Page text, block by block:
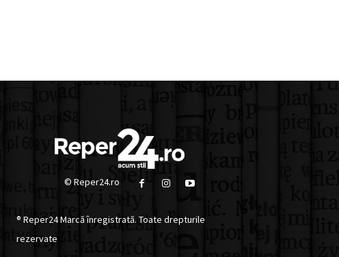
© Reper24.ro
® Reper24 Marcă înregistrată. Toate drepturile
rezervate